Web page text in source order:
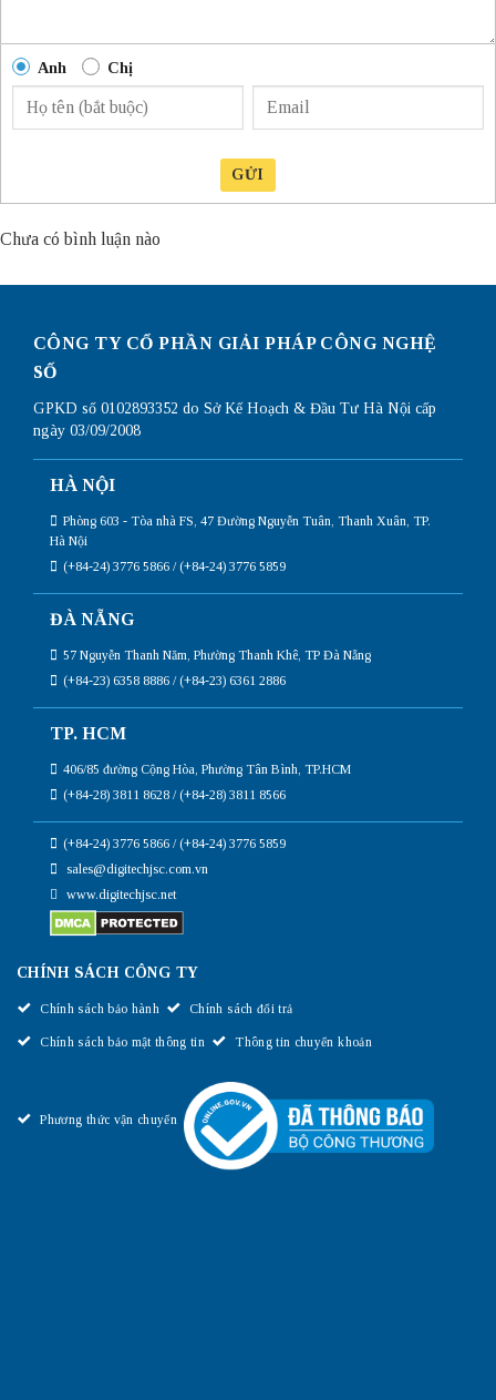
Anh Chị
GỬI
Chưa có bình luận nào
CÔNG TY CỔ PHẦN GIẢI PHÁP CÔNG NGHỆ
SỐ
GPKD số 0102893352 do Sở Kế Hoạch & Đầu Tư Hà Nội cấp
ngày 03/09/2008
HÀ NỘI
Phòng 603 - Tòa nhà FS, 47 Đường Nguyễn Tuân, Thanh Xuân, TP.
Hà Nội
(+84-24) 3776 5866 / (+84-24) 3776 5859
ĐÀ NẴNG
57 Nguyễn Thanh Năm, Phường Thanh Khê, TP Đà Nẵng
(+84-23) 6358 8886 / (+84-23) 6361 2886
TP. HCM
406/85 đường Cộng Hòa, Phường Tân Bình, TP.HCM
(+84-28) 3811 8628 / (+84-28) 3811 8566
(+84-24) 3776 5866 / (+84-24) 3776 5859
sales@digitechjsc.com.vn
www.digitechjsc.net
CHÍNH SÁCH CÔNG TY
Chính sách bảo hành Chính sách đổi trả
Chính sách bảo mật thông tin Thông tin chuyển khoản
Phương thức vận chuyển